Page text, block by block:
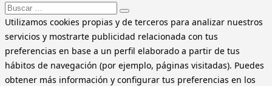
Buscar:
Utilizamos cookies propias y de terceros para analizar nuestros
servicios y mostrarte publicidad relacionada con tus
preferencias en base a un perfil elaborado a partir de tus
hábitos de navegación (por ejemplo, páginas visitadas). Puedes
obtener más información y configurar tus preferencias en los